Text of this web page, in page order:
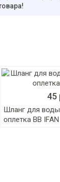
45
Шланг для
оплетка ВВ IFAN